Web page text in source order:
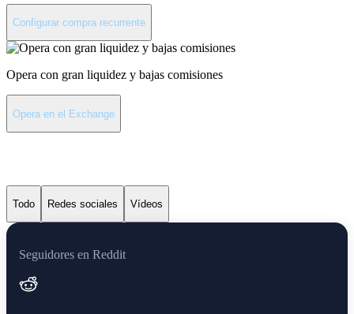
Configurar compra recurrente
Opera con gran liquidez y bajas comisiones
Opera en el Exchange
Todo Redes sociales Vídeos
Seguidores en Reddit